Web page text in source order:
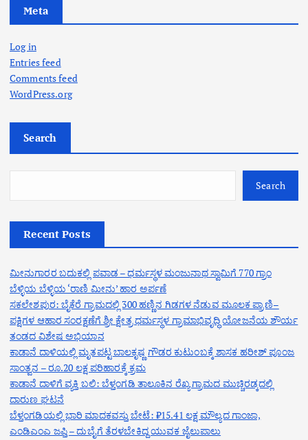
Meta
Log in
Entries feed
Comments feed
WordPress.org
Search
Search
Recent Posts
ಮೀನುಗಾರರ ಬದುಕಲ್ಲಿ ಪವಾಡ – ಧರ್ಮಸ್ಥಳ ಮಂಜುನಾಥ ಸ್ವಾಮಿಗೆ 770 ಗ್ರಾಂ
ಬೆಳ್ಳಿಯ ಬೆಳ್ಳಿಯ ‘ರಾಣಿ ಮೀನು’ ಹಾರ ಅರ್ಪಣೆ
ಸಕಲೇಶಪುರ: ಬೈಕೆರೆ ಗ್ರಾಮದಲ್ಲಿ 300 ಹಣ್ಣಿನ ಗಿಡಗಳ ನೆಡುವ ಮೂಲಕ ಪ್ರಾಣಿ–
ಪಕ್ಷಿಗಳ ಆಹಾರ ಸಂರಕ್ಷಣೆಗೆ ಶ್ರೀ ಕ್ಷೇತ್ರ ಧರ್ಮಸ್ಥಳ ಗ್ರಾಮಾಭಿವೃದ್ಧಿ ಯೋಜನೆಯ ಶೌರ್ಯ
ತಂಡದ ವಿಶೇಷ ಅಭಿಯಾನ
ಕಾಡಾನೆ ದಾಳಿಯಲ್ಲಿ ಮೃತಪಟ್ಟ ಬಾಲಕೃಷ್ಣ ಗೌಡರ ಕುಟುಂಬಕ್ಕೆ ಶಾಸಕ ಹರೀಶ್ ಪೂಂಜ
ಸಾಂತ್ವನ – ರೂ.20 ಲಕ್ಷ ಪರಿಹಾರಕ್ಕೆ ಕ್ರಮ
ಕಾಡಾನೆ ದಾಳಿಗೆ ವ್ಯಕ್ತಿ ಬಲಿ: ಬೆಳ್ತಂಗಡಿ ತಾಲೂಕಿನ ರೆಖ್ಯ ಗ್ರಾಮದ ಮುಚ್ಚಿರಡ್ಕದಲ್ಲಿ
ದಾರುಣ ಘಟನೆ
ಬೆಳ್ತಂಗಡಿಯಲ್ಲಿ ಭಾರಿ ಮಾದಕವಸ್ತು ಬೇಟೆ: ₹15.41 ಲಕ್ಷ ಮೌಲ್ಯದ ಗಾಂಜಾ,
ಎಂಡಿಎಂಎ ಜಪ್ತಿ – ದುಬೈಗೆ ತೆರಳಬೇಕಿದ್ದ ಯುವಕ ಜೈಲುಪಾಲು